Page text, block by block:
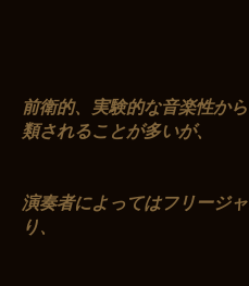
前衛的、実験的な音楽性か
類されることが多いが、
演奏者によってはフリージ
り、